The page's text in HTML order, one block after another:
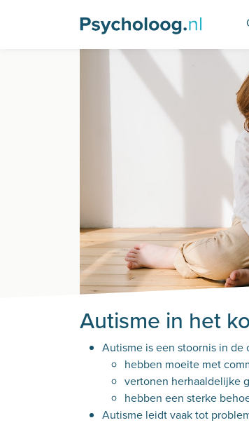
Autisme in het
Autisme is een stoornis in
hebben moeite met
vertonen herhaaldelijke
hebben een sterke
Autisme leidt vaak tot